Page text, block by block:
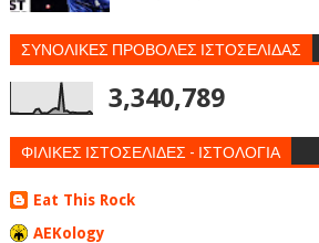
ΣΥΝΟΛΙΚΕΣ ΠΡΟΒΟΛΕΣ ΙΣΤΟΣΕΛΙΔΑΣ
3,340,789
ΦΙΛΙΚΕΣ ΙΣΤΟΣΕΛΙΔΕΣ - ΙΣΤΟΛΟΓΙΑ
Eat This Rock
AEKology